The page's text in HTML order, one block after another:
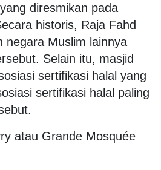
diresmikan pada
historis, Raja Fahd
negara Muslim lainnya
Selain itu, masjid
sertifikasi halal yang
sertifikasi halal paling
atau Grande Mosquée